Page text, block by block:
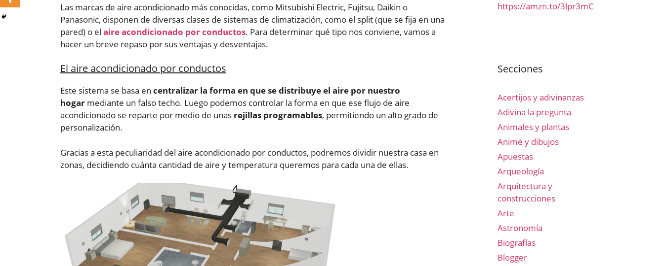
Las marcas de aire acondicionado más conocidas, como Mitsubishi Electric, Fujitsu, Daikin o
Panasonic, disponen de diversas clases de sistemas de climatización, como el split (que se fija en una
pared) o el aire acondicionado por conductos. Para determinar qué tipo nos conviene, vamos a
hacer un breve repaso por sus ventajas y desventajas.
El aire acondicionado por conductos
Este sistema se basa en centralizar la forma en que se distribuye el aire por nuestro
hogar mediante un falso techo. Luego podemos controlar la forma en que ese flujo de aire
acondicionado se reparte por medio de unas rejillas programables, permitiendo un alto grado de
personalización.
Gracias a esta peculiaridad del aire acondicionado por conductos, podremos dividir nuestra casa en
zonas, decidiendo cuánta cantidad de aire y temperatura queremos para cada una de ellas.
https://amzn.to/3lpr3mC
Secciones
Acertijos y adivinanzas
Adivina la pregunta
Animales y plantas
Anime y dibujos
Apuestas
Arqueología
Arquitectura y
construcciones
Arte
Astronomía
Biografías
Blogger